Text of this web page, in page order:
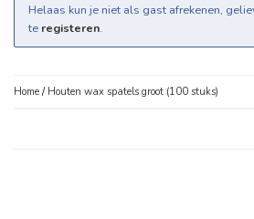
Helaas kun je niet als gast afrekenen,
te registeren.
Home / Houten wax spatels groot (100 stuks)